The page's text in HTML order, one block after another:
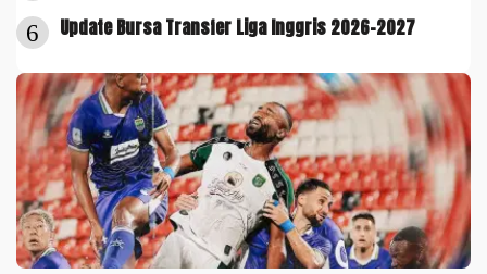
6 Update Bursa Transfer Liga Inggris 2026-2027